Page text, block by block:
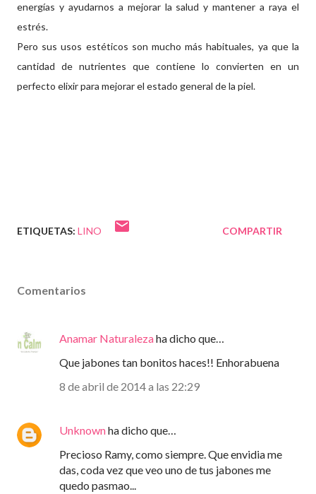
energías y ayudarnos a mejorar la salud y mantener a raya el
estrés.
Pero sus usos estéticos son mucho más habituales, ya que la
cantidad de nutrientes que contiene lo convierten en un
perfecto elixir para mejorar el estado general de la piel.
ETIQUETAS: LINO COMPARTIR
Comentarios
Anamar Naturalezaha dicho que…
Que jabones tan bonitos haces!! Enhorabuena
8 de abril de 2014 a las 22:29
Unknownha dicho que…
Precioso Ramy, como siempre. Que envidia me
das, coda vez que veo uno de tus jabones me
quedo pasmao...